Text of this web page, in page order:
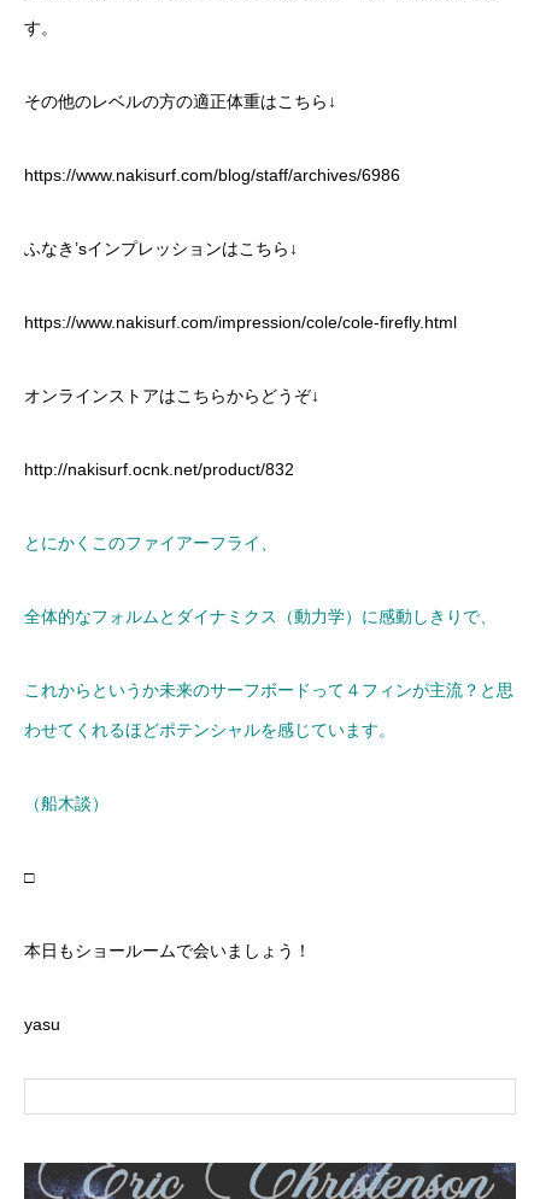
す。
その他のレベルの方の適正体重はこちら↓
https://www.nakisurf.com/blog/staff/archives/6986
ふなき’sインプレッションはこちら↓
https://www.nakisurf.com/impression/cole/cole-firefly.html
オンラインストアはこちらからどうぞ↓
http://nakisurf.ocnk.net/product/832
とにかくこのファイアーフライ、
全体的なフォルムとダイナミクス（動力学）に感動しきりで、
これからというか未来のサーフボードって４フィンが主流？と思
わせてくれるほどポテンシャルを感じています。
（船木談）
□
本日もショールームで会いましょう！
yasu